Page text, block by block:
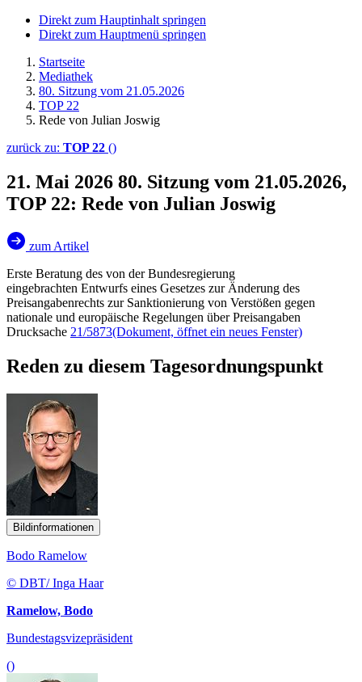
Direkt zum Hauptinhalt springen
Direkt zum Hauptmenü springen
Startseite
Mediathek
80. Sitzung vom 21.05.2026
TOP 22
Rede von Julian Joswig
zurück zu: TOP 22 ()
21. Mai 2026 80. Sitzung vom 21.05.2026,
TOP 22: Rede von Julian Joswig
zum Artikel
Erste Beratung des von der Bundesregierung
eingebrachten Entwurfs eines Gesetzes zur Änderung des
Preisangabenrechts zur Sanktionierung von Verstößen gegen
nationale und europäische Regelungen über Preisangaben
Drucksache 21/5873(Dokument, öffnet ein neues Fenster)
Reden zu diesem Tagesordnungspunkt
Bildinformationen
Bodo Ramelow
© DBT/ Inga Haar
Ramelow, Bodo
Bundestagsvizepräsident
()